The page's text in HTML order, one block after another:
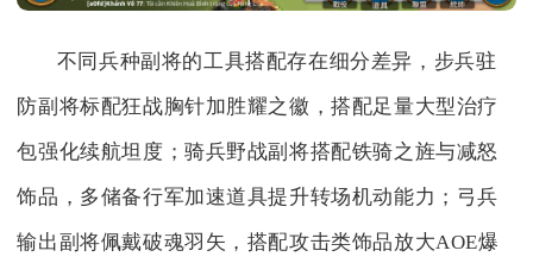
不同兵种副将的工具搭配存在细分差异，步兵驻
防副将标配狂战胸针加胜耀之徽，搭配足量大型治疗
包强化续航坦度；骑兵野战副将搭配铁骑之旌与减怒
饰品，多储备行军加速道具提升转场机动能力；弓兵
输出副将佩戴破魂羽矢，搭配攻击类饰品放大AOE爆